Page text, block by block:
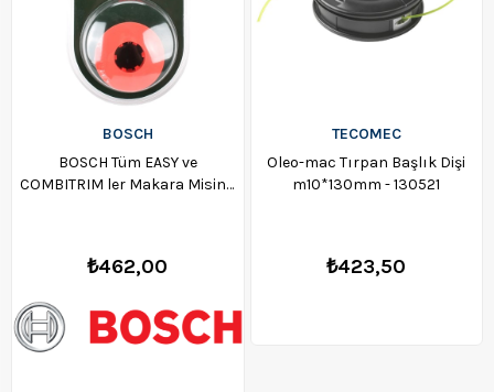
BOSCH
BOSCH Tüm EASY ve
COMBITRIM ler Makara Misina
₺462,00
TECOMEC
Oleo-mac Tırpan Başlık Dişi
m10*130mm - 130521
₺423,50